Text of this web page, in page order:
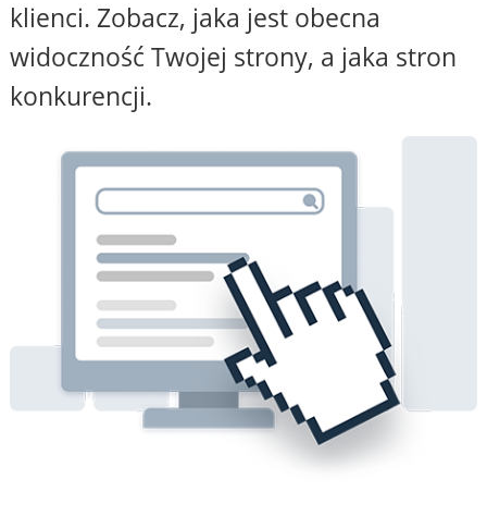
klienci. Zobacz, jaka jest obecna
widoczność Twojej strony, a jaka stron
konkurencji.